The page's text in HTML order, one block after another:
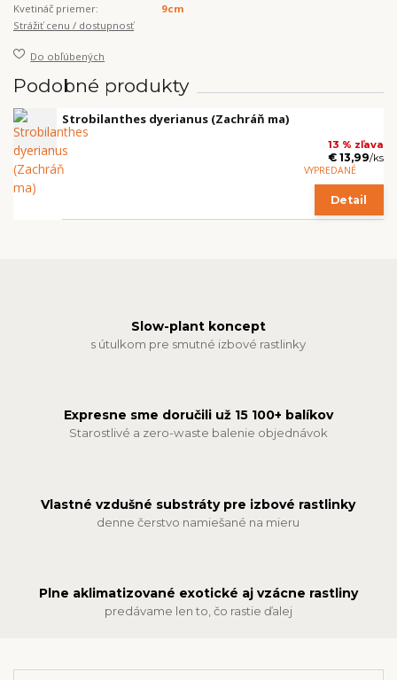
Kvetináč priemer:
9cm
Strážiť cenu / dostupnosť
Do obľúbených
Podobné produkty
Strobilanthes dyerianus (Zachráň ma)
13 % zľava
€ 13,99/ks
VYPREDANÉ
Detail
Slow-plant koncept
s útulkom pre smutné izbové rastlinky
Expresne sme doručili už 15 100+ balíkov
Starostlivé a zero-waste balenie objednávok
Vlastné vzdušné substráty pre izbové rastlinky
denne čerstvo namiešané na mieru
Plne aklimatizované exotické aj vzácne rastliny
predávame len to, čo rastie ďalej